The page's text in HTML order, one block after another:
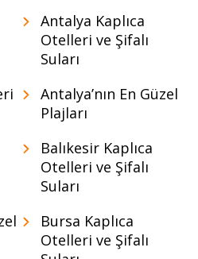
Antalya Kaplıca
Otelleri ve Şifalı
Suları
Antalya’nın En Güzel
Plajları
Balıkesir Kaplıca
Otelleri ve Şifalı
Suları
Bursa Kaplıca
Otelleri ve Şifalı